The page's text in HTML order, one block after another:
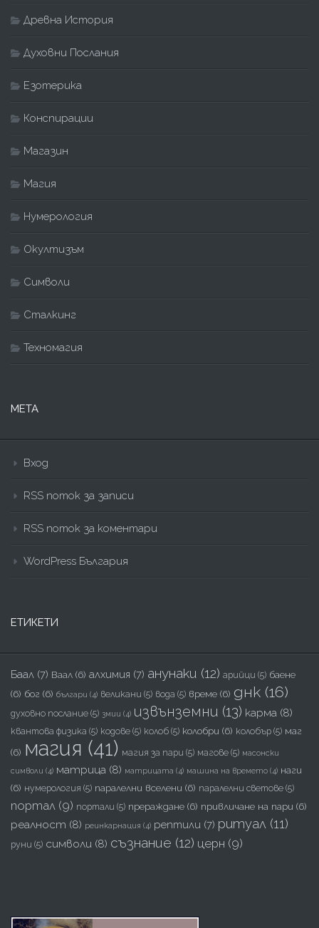
Древна История
Духовни Послания
Езотерика
Конспирации
Магазин
Магия
Нумерология
Окултизъм
Символи
Сталкинг
Техномагия
МЕТА
Вход
RSS поток за записи
RSS поток за коментари
WordPress България
ЕТИКЕТИ
Баал (7) Ваал (6) алхимия (7) анунаки (12) арийци (5) баене
(6) бог (6) българи (4) великани (5) вода (5) време (6) днк (16)
духовно послание (5) змии (4) извънземни (13) карма (8)
квантова физика (5) кодове (5) колоб (5) колобри (6) колобър (5) маг
(6) магия (41) магия за пари (5) магове (5) масонски
символи (4) матрица (8) матрицата (4) машина на времето (4) наги
(6) нумерология (5) паралелни вселени (6) паралелни светове (5)
портал (9) портали (5) прераждане (6) привличане на пари (6)
реалност (8) реинкарнация (4) рептили (7) ритуал (11)
руни (5) символи (8) съзнание (12) церн (9)